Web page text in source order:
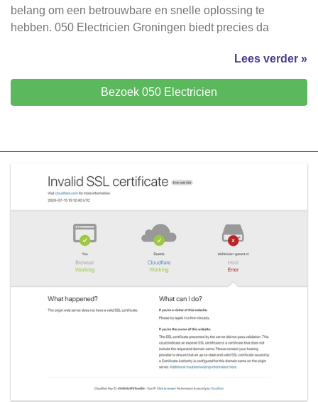
belang om een betrouwbare en snelle oplossing te
hebben. 050 Electricien Groningen biedt precies da
Lees verder »
Bezoek 050 Electricien